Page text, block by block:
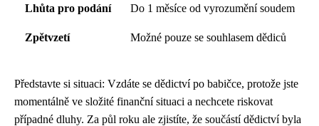
Lhůta pro podání Do 1 měsíce od vyrozumění soudem
Zpětvzetí Možné pouze se souhlasem dědiců
Představte si situaci: Vzdáte se dědictví po babičce, protože jste
momentálně ve složité finanční situaci a nechcete riskovat
případné dluhy. Za půl roku ale zjistíte, že součástí dědictví byla